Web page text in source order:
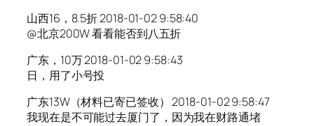
山西16，8.5折 2018-01-02 9:58:40
@北京200W 看看能否到八五折
广东，10万 2018-01-02 9:58:43
日，用了小号投
广东13W（材料已寄已签收） 2018-01-02 9:58:47
我现在是不可能过去厦门了，因为我在财路通堵